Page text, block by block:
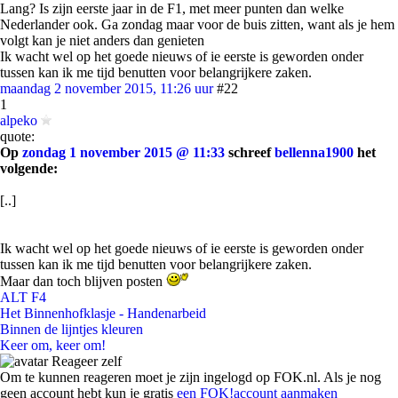
Lang? Is zijn eerste jaar in de F1, met meer punten dan welke
Nederlander ook. Ga zondag maar voor de buis zitten, want als je hem
volgt kan je niet anders dan genieten
Ik wacht wel op het goede nieuws of ie eerste is geworden onder
tussen kan ik me tijd benutten voor belangrijkere zaken.
maandag 2 november 2015, 11:26 uur #22
1
alpeko
quote:
Op zondag 1 november 2015 @ 11:33 schreefbellenna1900 het
volgende:
[..]
Ik wacht wel op het goede nieuws of ie eerste is geworden onder
tussen kan ik me tijd benutten voor belangrijkere zaken.
Maar dan toch blijven posten
ALT F4
Het Binnenhofklasje - Handenarbeid
Binnen de lijntjes kleuren
Keer om, keer om!
Reageer zelf
Om te kunnen reageren moet je zijn ingelogd op FOK.nl. Als je nog
geen account hebt kun je gratis een FOK!account aanmaken